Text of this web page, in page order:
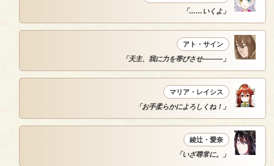
「……いくよ」
アト・サイン
「天主、我に力を帯びさせ―――」
マリア・レイシス
「お手柔らかによろしくね！」
綾辻・愛奈
「いざ尋常に。」